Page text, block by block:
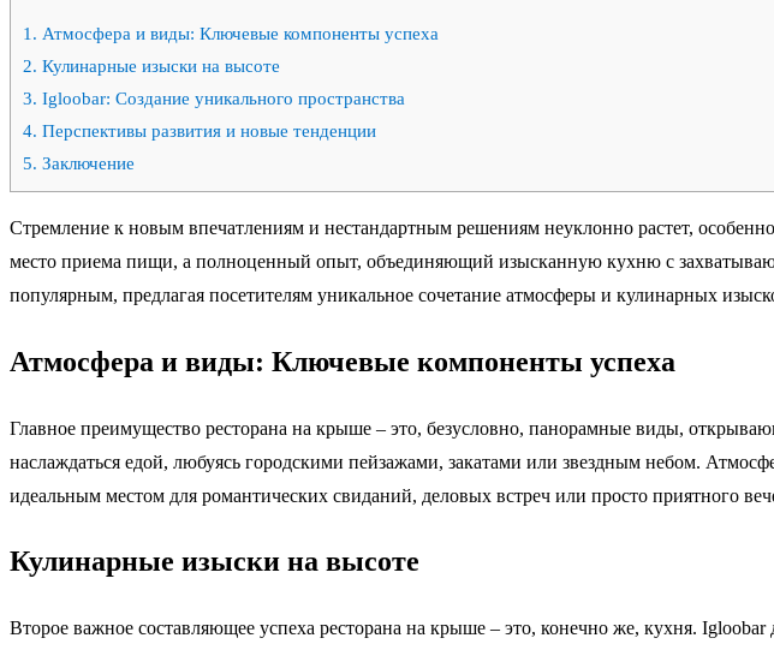
1. Атмосфера и виды: Ключевые компоненты успеха
2. Кулинарные изыски на высоте
3. Igloobar: Создание уникального пространства
4. Перспективы развития и новые тенденции
5. Заключение
Стремление к новым впечатлениям и нестандартным решениям неуклонно растет,
место приема пищи, а полноценный опыт, объединяющий изысканную кухню с
популярным, предлагая посетителям уникальное сочетание атмосферы и кулинарных
Атмосфера и виды: Ключевые компоненты успеха
Главное преимущество ресторана на крыше – это, безусловно, панорамные виды,
наслаждаться едой, любуясь городскими пейзажами, закатами или звездным небом.
идеальным местом для романтических свиданий, деловых встреч или просто приятного
Кулинарные изыски на высоте
Второе важное составляющее успеха ресторана на крыше – это, конечно же, кухня.